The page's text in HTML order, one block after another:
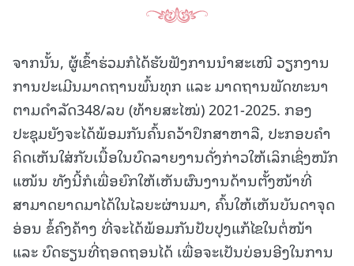
ຈາກນັ້ນ, ຜູ້ເຂົ້າຮ່ວມກໍໄດ້ຮັບຟັງການນໍາສະເໜີ ວຽກງານ
ການປະເມີນມາດຖານພົ້ນທຸກ ແລະ ມາດຖານພັດທະນາ
ຕາມດຳລັດ348/ລບ (ທ້າຍສະໄໝ່) 2021-2025. ກອງ
ປະຊຸມຍັງຈະໄດ້ພ້ອມກັນຄົ້ນຄວ້າປຶກສາຫາລື, ປະກອບຄໍາ
ຄິດເຫັນໃສ່ກັບເນື້ອໃນບົດລາຍງານດັ່ງກ່າວໃຫ້ເລິກເຊິ່ງໜັກ
ແໜ້ນ ທັງນີ້ກໍເພື່ອຍົກໃຫ້ເຫັນຜົນງານດ້ານຕັ້ງໜ້າທີ່
ສາມາດຍາດມາໄດ້ໃນໄລຍະຜ່ານມາ, ຄົ້ນໃຫ້ເຫັນບັນດາຈຸດ
ອ່ອນ ຂໍ້ຄົງຄ້າງ ທີ່ຈະໄດ້ພ້ອມກັນປັບປຸງແກ້ໄຂໃນຕໍ່ໜ້າ
ແລະ ບົດຮຽນທີ່ຖອດຖອນໄດ້ ເພື່ອຈະເປັນບ່ອນອີງໃນການ